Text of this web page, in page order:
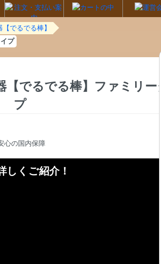
でるでる棒】
プ
でるでる棒】ファミリー
プ
しくご紹介！